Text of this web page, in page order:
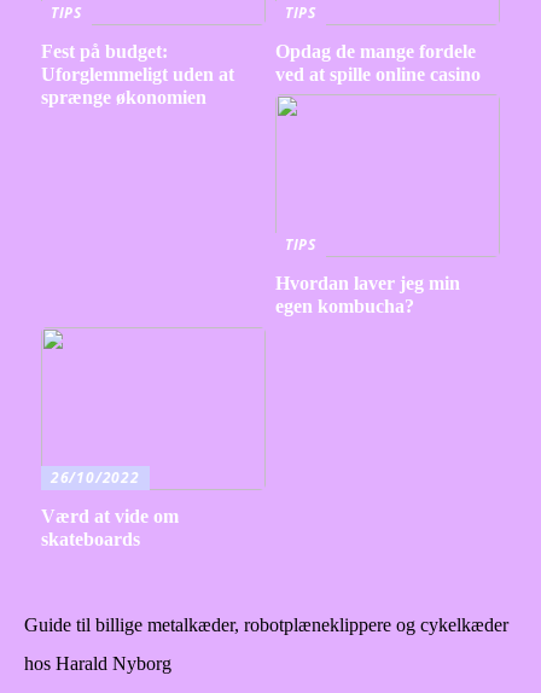
TIPS
Fest på budget:
Uforglemmeligt uden at
sprænge økonomien
TIPS
Opdag de mange fordele
ved at spille online casino
TIPS
Hvordan laver jeg min
egen kombucha?
26/10/2022
Værd at vide om
skateboards
Guide til billige metalkæder, robotplæneklippere og cykelkæder
hos Harald Nyborg